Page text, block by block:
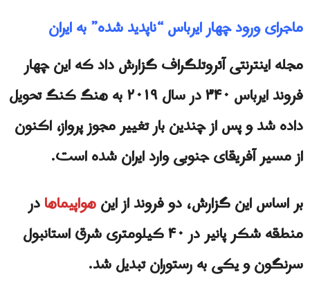
ماجرای ورود چهار ایرباس “ناپدید شده” بە ایران
مجله اینترنتی آئروتلگراف گزارش داد که این چهار
فروند ایرباس ۳۴۰ در سال ۲۰۱۹ به هنگ کنگ تحویل
داده شد و پس از چندین بار تغییر مجوز پرواز، اکنون
از مسير آفریقای جنوبی وارد ایران شده است.
بر اساس این گزارش، دو فروند از اینهواپیماهادر
منطقه شکر پانیر در ۴۰ کیلومتری شرق استانبول
سرنگون و یکی به رستوران تبدیل شد.